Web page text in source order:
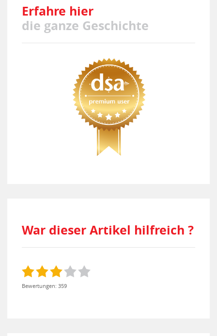
Erfahre hier
die ganze Geschichte
War dieser Artikel hilfreich ?
Bewertungen: 359